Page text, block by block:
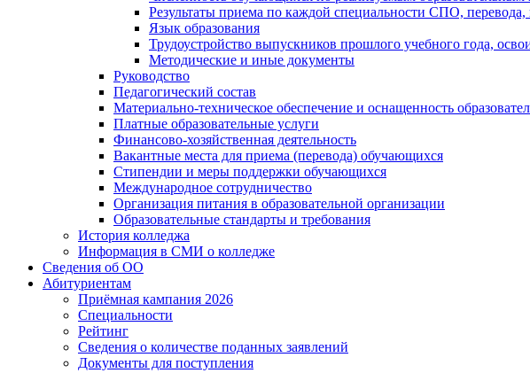
Результаты приема по каждой специальности СПО, перевода,
Язык образования
Трудоустройство выпускников прошлого учебного года,
Методические и иные документы
Руководство
Педагогический состав
Материально-техническое обеспечение и оснащенность
Платные образовательные услуги
Финансово-хозяйственная деятельность
Вакантные места для приема (перевода) обучающихся
Стипендии и меры поддержки обучающихся
Международное сотрудничество
Организация питания в образовательной организации
Образовательные стандарты и требования
История колледжа
Информация в СМИ о колледже
Сведения об ОО
Абитуриентам
Приёмная кампания 2026
Специальности
Рейтинг
Сведения о количестве поданных заявлений
Документы для поступления